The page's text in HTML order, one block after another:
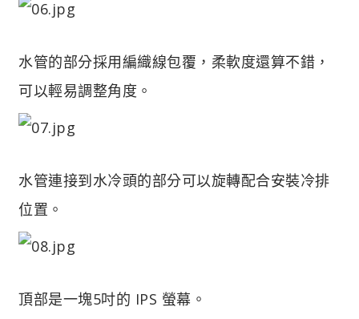
水管的部分採用編織線包覆，柔軟度還算不錯，
可以輕易調整角度。
水管連接到水冷頭的部分可以旋轉配合安裝冷排
位置。
頂部是一塊5吋的 IPS 螢幕。